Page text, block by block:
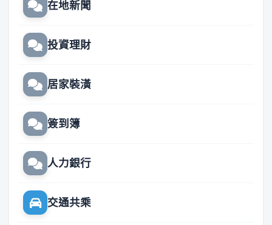
在地新聞
投資理財
居家裝潢
簽到簿
人力銀行
交通共乘